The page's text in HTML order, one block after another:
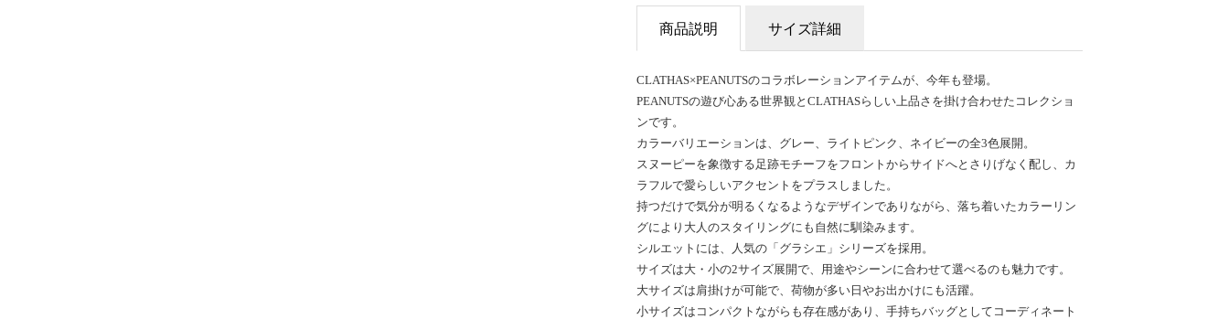
商品説明 サイズ詳細
CLATHAS×PEANUTSのコラボレーションアイテムが、今年も登場。
PEANUTSの遊び心ある世界観とCLATHASらしい上品さを掛け合わせたコレクショ
ンです。
カラーバリエーションは、グレー、ライトピンク、ネイビーの全3色展開。
スヌーピーを象徴する足跡モチーフをフロントからサイドへとさりげなく配し、カ
ラフルで愛らしいアクセントをプラスしました。
持つだけで気分が明るくなるようなデザインでありながら、落ち着いたカラーリン
グにより大人のスタイリングにも自然に馴染みます。
シルエットには、人気の「グラシエ」シリーズを採用。
サイズは大・小の2サイズ展開で、用途やシーンに合わせて選べるのも魅力です。
大サイズは肩掛けが可能で、荷物が多い日やお出かけにも活躍。
小サイズはコンパクトながらも存在感があり、手持ちバッグとしてコーディネート